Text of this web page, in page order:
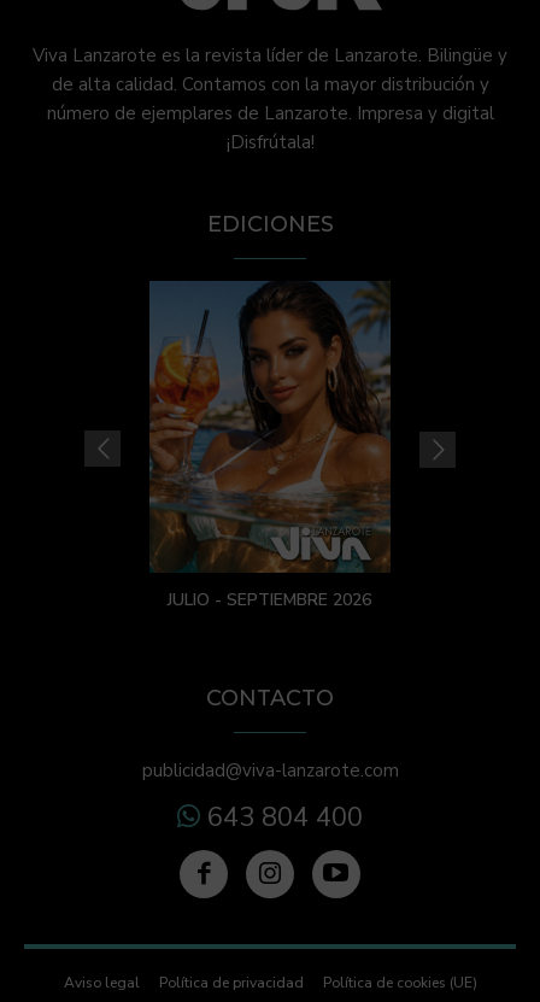
Viva Lanzarote es la revista líder de Lanzarote. Bilingüe y
de alta calidad. Contamos con la mayor distribución y
número de ejemplares de Lanzarote. Impresa y digital
¡Disfrútala!
EDICIONES
JULIO - SEPTIEMBRE 2026
CONTACTO
publicidad@viva-lanzarote.com
643 804 400
Aviso legal Política de privacidad Política de cookies (UE)